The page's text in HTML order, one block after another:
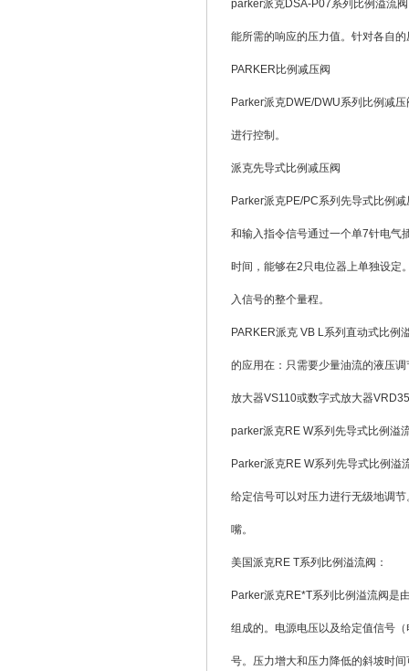
parker派克DSA-P07系列比例溢流
能所需的响应的压力值。针对各自
PARKER比例减压阀
Parker派克DWE/DWU系列比例减
进行控制。
派克先导式比例减压阀
Parker派克PE/PC系列先导式比例
和输入指令信号通过一个单7针电气
时间，能够在2只电位器上单独设定
入信号的整个量程。
PARKER派克 VB L系列直动式比例
的应用在：只需要少量油流的液压
放大器VS110或数字式放大器
parker派克RE W系列先导式比例溢
Parker派克RE W系列先导式比例溢
给定信号可以对压力进行无级地调
嘴。
美国派克RE T系列比例溢流阀：
Parker派克RE*T系列比例溢流阀是
组成的。电源电压以及给定值信号
号。压力增大和压力降低的斜坡时